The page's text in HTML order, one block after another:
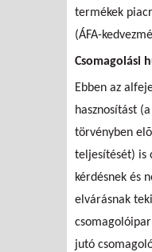
termékek
(ÁFA-
Csomagolási
Ebben az
hasznosítást
törvényben
teljesítését) is
kérdésnek és
elvárásnak
jutó